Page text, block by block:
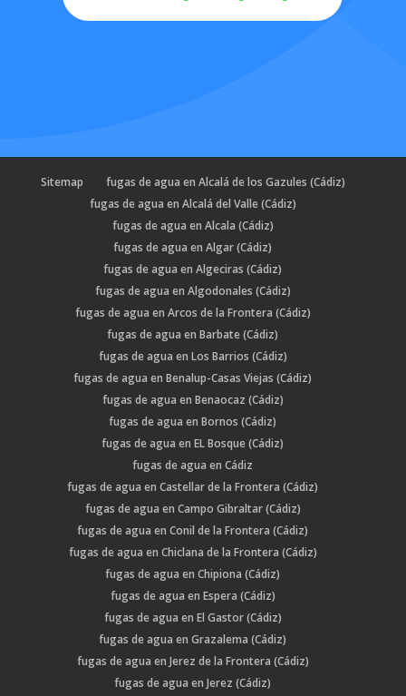
Sitemap
fugas de agua en Alcalá de los Gazules (Cádiz)
fugas de agua en Alcalá del Valle (Cádiz)
fugas de agua en Alcala (Cádiz)
fugas de agua en Algar (Cádiz)
fugas de agua en Algeciras (Cádiz)
fugas de agua en Algodonales (Cádiz)
fugas de agua en Arcos de la Frontera (Cádiz)
fugas de agua en Barbate (Cádiz)
fugas de agua en Los Barrios (Cádiz)
fugas de agua en Benalup-Casas Viejas (Cádiz)
fugas de agua en Benaocaz (Cádiz)
fugas de agua en Bornos (Cádiz)
fugas de agua en EL Bosque (Cádiz)
fugas de agua en Cádiz
fugas de agua en Castellar de la Frontera (Cádiz)
fugas de agua en Campo Gibraltar (Cádiz)
fugas de agua en Conil de la Frontera (Cádiz)
fugas de agua en Chiclana de la Frontera (Cádiz)
fugas de agua en Chipiona (Cádiz)
fugas de agua en Espera (Cádiz)
fugas de agua en El Gastor (Cádiz)
fugas de agua en Grazalema (Cádiz)
fugas de agua en Jerez de la Frontera (Cádiz)
fugas de agua en Jerez (Cádiz)